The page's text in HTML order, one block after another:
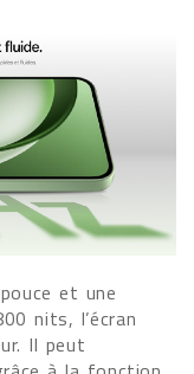
et une
nits, l’écran
Il peut